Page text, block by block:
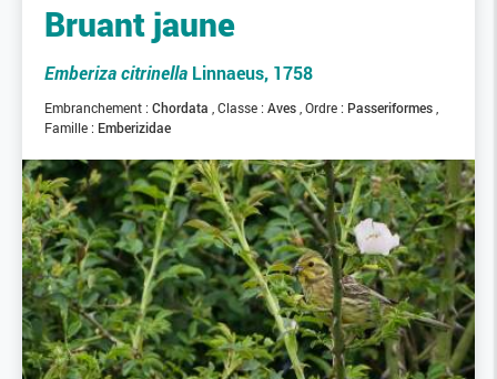
Bruant jaune
Emberiza citrinella Linnaeus, 1758
Embranchement : Chordata Classe : Aves Ordre : Passeriformes
Famille : Emberizidae